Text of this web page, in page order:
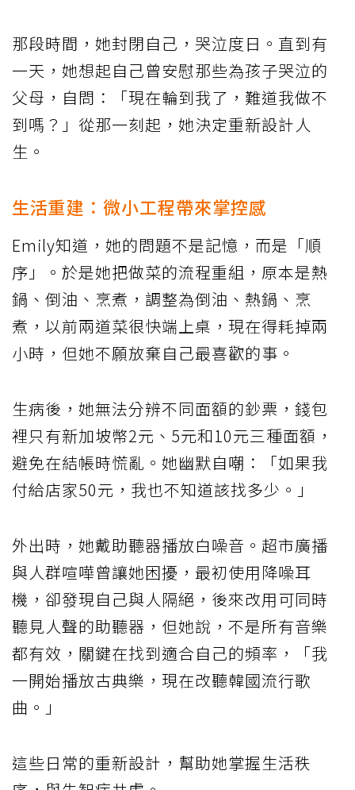
那段時間，她封閉自己，哭泣度日。直到有
一天，她想起自己曾安慰那些為孩子哭泣的
父母，自問：「現在輪到我了，難道我做不
到嗎？」從那一刻起，她決定重新設計人
生。
生活重建：微小工程帶來掌控感
Emily知道，她的問題不是記憶，而是「順
序」。於是她把做菜的流程重組，原本是熱
鍋、倒油、烹煮，調整為倒油、熱鍋、烹
煮，以前兩道菜很快端上桌，現在得耗掉兩
小時，但她不願放棄自己最喜歡的事。
生病後，她無法分辨不同面額的鈔票，錢包
裡只有新加坡幣2元、5元和10元三種面額，
避免在結帳時慌亂。她幽默自嘲：「如果我
付給店家50元，我也不知道該找多少。」
外出時，她戴助聽器播放白噪音。超市廣播
與人群喧嘩曾讓她困擾，最初使用降噪耳
機，卻發現自己與人隔絕，後來改用可同時
聽見人聲的助聽器，但她說，不是所有音樂
都有效，關鍵在找到適合自己的頻率，「我
一開始播放古典樂，現在改聽韓國流行歌
曲。」
這些日常的重新設計，幫助她掌握生活秩